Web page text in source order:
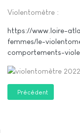
Violentomètre :
https://www.loire-
femmes/le-
comportements-
Article précédent :
Précédent